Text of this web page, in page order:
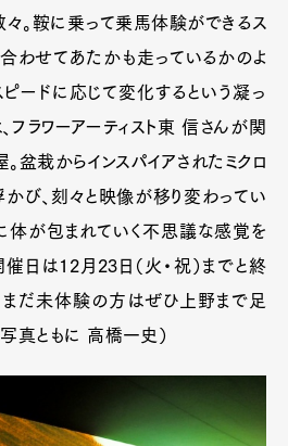
。鞍に乗って乗馬体験ができるス
わせてあたかも走っているかのよ
ードに応じて変化するという凝っ
フラワーアーティスト東 信さんが関
盆栽からインスパイアされたミクロ
び、刻々と映像が移り変わってい
体が包まれていく不思議な感覚を
催日は12月23日（火・祝）までと終
まだ未体験の方はぜひ上野まで足
写真ともに 高橋一史）